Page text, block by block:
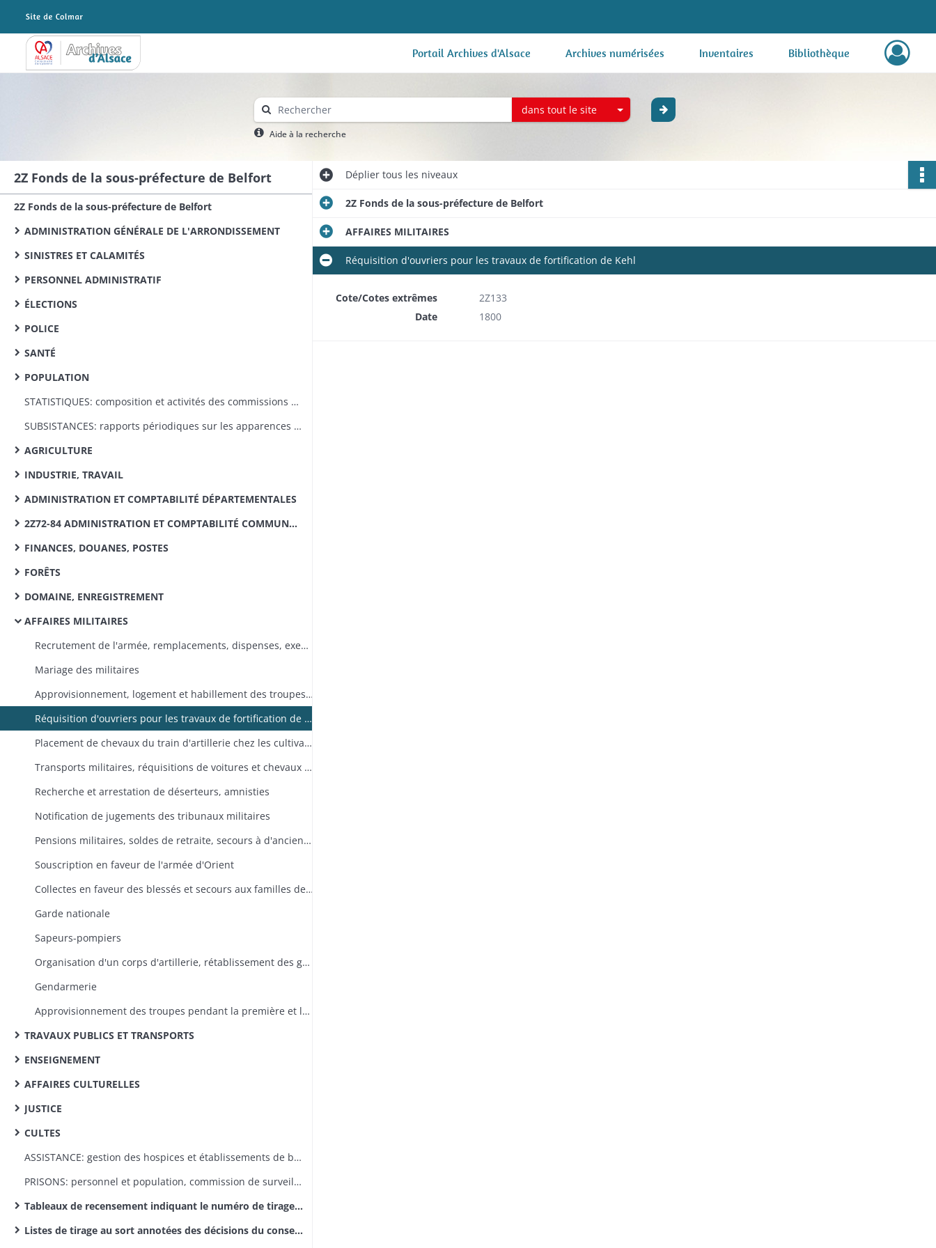
Archives Alsace - Colmar Portail Archives d'Alsace Archives numérisées Inventaires Bibliothèque
dans tout le site
Aide à la recherche
2Z Fonds de la sous-préfecture de Belfort
2Z Fonds de la sous-préfecture de Belfort
ADMINISTRATION GÉNÉRALE DE L'ARRONDISSEMENT
SINISTRES ET CALAMITÉS
PERSONNEL ADMINISTRATIF
ÉLECTIONS
POLICE
SANTÉ
POPULATION
STATISTIQUES: composition et activités des commissions de statistiques cantonales
SUBSISTANCES: rapports périodiques sur les apparences des semailles et les produits des récoltes
AGRICULTURE
INDUSTRIE, TRAVAIL
ADMINISTRATION ET COMPTABILITÉ DÉPARTEMENTALES
2Z72-84 ADMINISTRATION ET COMPTABILITÉ COMMUNALES, VICINALITÉ
FINANCES, DOUANES, POSTES
FORÊTS
DOMAINE, ENREGISTREMENT
AFFAIRES MILITAIRES
Recrutement de l'armée, remplacements, dispenses, exemptions, congés
Mariage des militaires
Approvisionnement, logement et habillement des troupes, réquisitions
Réquisition d'ouvriers pour les travaux de fortification de Kehl
Placement de chevaux du train d'artillerie chez les cultivateurs
Transports militaires, réquisitions de voitures et chevaux de trait
Recherche et arrestation de déserteurs, amnisties
Notification de jugements des tribunaux militaires
Pensions militaires, soldes de retraite, secours à d'anciens militaires
Souscription en faveur de l'armée d'Orient
Collectes en faveur des blessés et secours aux familles des militaires
Garde nationale
Sapeurs-pompiers
Organisation d'un corps d'artillerie, rétablissement des gardes nationales sédentaires, envoi d'armes pour la défense du territoire
Gendarmerie
Approvisionnement des troupes pendant la première et la deuxième invasion et l'occupation autrichienne, liquidation des charges de guerre de1 813-1815, vente des casernes
TRAVAUX PUBLICS ET TRANSPORTS
ENSEIGNEMENT
AFFAIRES CULTURELLES
JUSTICE
CULTES
ASSISTANCE: gestion des hospices et établissements de bienfaisance, aide aux indigents, malades, enfants abandonnés et victimes de sinistres
PRISONS: personnel et population, commission de surveillance
Tableaux de recensement indiquant le numéro de tirage au sort (par classe)
Listes de tirage au sort annotées des décisions du conseil de révision (par classe)
Dépliertous les niveaux
2Z Fonds de la sous-préfecture de Belfort
AFFAIRES MILITAIRES
Réquisition d'ouvriers pour les travaux de fortification de Kehl
Cote/Cotes extrêmes
2Z133
Date
1800